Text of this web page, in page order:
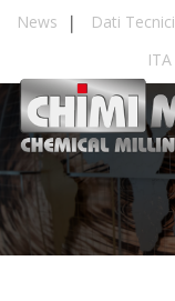
Vai
contenuto
News Dati Tecnici
ITA